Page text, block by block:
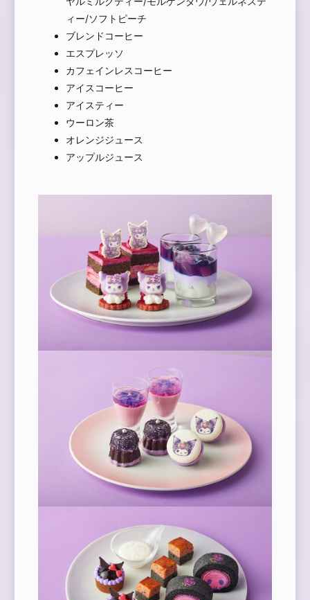
ィー/ソフトピーチ
ブレンドコーヒー
エスプレッソ
カフェインレスコーヒー
アイスコーヒー
アイスティー
ウーロン茶
オレンジジュース
アップルジュース